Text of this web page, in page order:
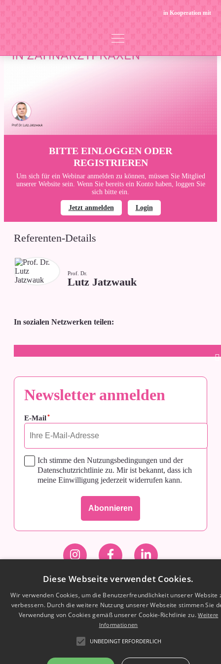
in Kooperation mit
BITTE EINLOGGEN ODER
REGISTRIEREN
Um sich für ein Webinar anmelden zu können, müssen Sie Mitglied
unserer Website sein. Wenn Sie bereits ein Konto haben, loggen Sie
sich bitte ein.
Jetzt anmelden Login
Referenten-Details
Prof. Dr.
Lutz Jatzwauk
In sozialen Netzwerken teilen:
Newsletter anmelden
E-Mail*
Ich stimme den Nutzungsbedingungen und der
Datenschutzrichtlinie zu. Mir ist bekannt, dass ich
meine Einwilligung jederzeit widerrufen kann.
DATENSCHUTZERKLÄRUNG
COOKIE SETTINGS
Diese Webseite verwendet Cookies.
Wir verwenden Cookies, um die Benutzerfreundlichkeit unserer Website
verbessern. Durch die weitere Nutzung unserer Webseite stimmen Sie
Verwendung von Cookies gemäß unserer Cookie-Richtlinie zu.Weitere
Informationen
UNBEDINGT ERFORDERLICH